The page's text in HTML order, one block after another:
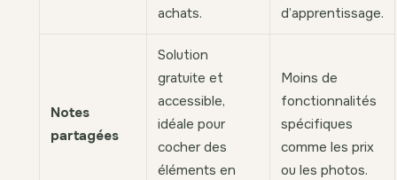
achats.
d’apprentissage.
Notes
partagées
Solution
gratuite et
accessible,
idéale pour
cocher des
éléments en
Moins de
fonctionnalités
spécifiques
comme les prix
ou les photos.